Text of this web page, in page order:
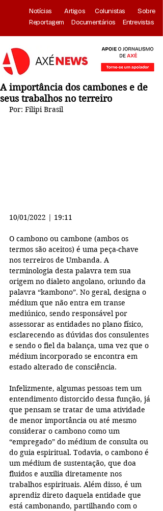
Notícias Artigos Colunistas
Sobre
Reportagem
Documentários Entrevistas
A importância dos cambones e de
seus trabalhos no terreiro
Por: Filipi Brasil
10/01/2022 | 19:11
O cambono ou cambone (ambos os
termos são aceitos) é uma peça-chave
nos terreiros de Umbanda. A
terminologia desta palavra tem sua
origem no dialeto angolano, oriundo da
palavra “kambono”. No geral, designa o
médium que não entra em transe
mediúnico, sendo responsável por
assessorar as entidades no plano físico,
esclarecendo as dúvidas dos consulentes
e sendo o fiel da balança, uma vez que o
médium incorporado se encontra em
estado alterado de consciência.
Infelizmente, algumas pessoas tem um
entendimento distorcido dessa função, já
que pensam se tratar de uma atividade
de menor importância ou até mesmo
considerar o cambono como um
“empregado” do médium de consulta ou
do guia espiritual. Todavia, o cambono é
um médium de sustentação, que doa
fluidos e auxilia diretamente nos
trabalhos espirituais. Além disso, é um
aprendiz direto daquela entidade que
está cambonando, partilhando com o